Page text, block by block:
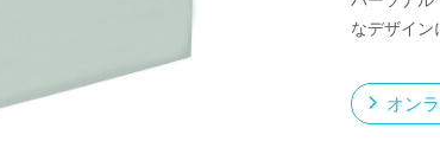
なデザイン
オン